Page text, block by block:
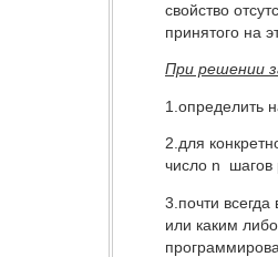
свойство
принятого на
При решении
1.определить
2.для
число n шагов
3.почти
или каким